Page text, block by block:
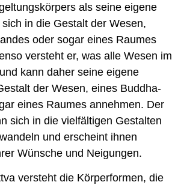
als seine eigene
in die Gestalt der Wesen,
oder sogar eines Raumes
versteht er, was alle Wesen im
kann daher seine eigene
der Wesen, eines Buddha-
eines Raumes annehmen. Der
sich in die vielfältigen Gestalten
und erscheint ihnen
Wünsche und Neigungen.
versteht die Körperformen, die